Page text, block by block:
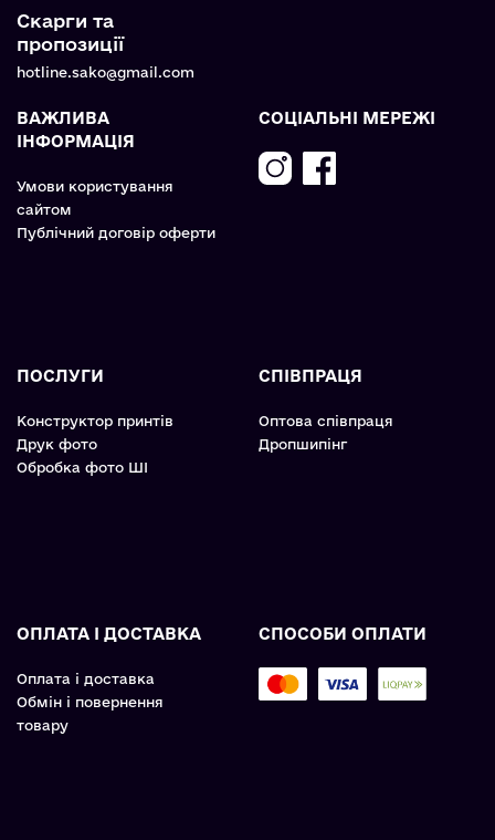
Скарги та
пропозиції
hotline.sako@gmail.com
ВАЖЛИВА
ІНФОРМАЦІЯ
Умови користування
сайтом
Публічний договір оферти
СОЦІАЛЬНІ МЕРЕЖІ
ПОСЛУГИ
Конструктор принтів
Друк фото
Обробка фото ШІ
СПІВПРАЦЯ
Оптова співпраця
Дропшипінг
ОПЛАТА І ДОСТАВКА
Оплата і доставка
Обмін і повернення
товару
СПОСОБИ ОПЛАТИ